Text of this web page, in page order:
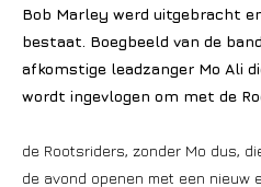
Bob Marley werd uitgebracht
bestaat. Boegbeeld van de
afkomstige leadzanger Mo Ali
wordt ingevlogen om met de
de Rootsriders, zonder Mo dus,
de avond openen met een nieuw